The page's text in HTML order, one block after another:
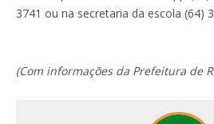
3741 ou na secretaria da escola (64)
(Com informações da Prefeitura de